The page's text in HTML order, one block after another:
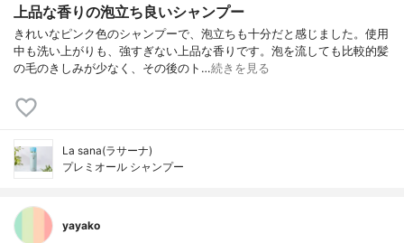
上品な香りの泡立ち良いシャンプー
きれいなピンク色のシャンプーで、泡立ちも十分だと感じました。使用
中も洗い上がりも、強すぎない上品な香りです。泡を流しても比較的髪
の毛のきしみが少なく、その後のト…続きを見る
La sana(ラサーナ)
プレミオール シャンプー
yayako